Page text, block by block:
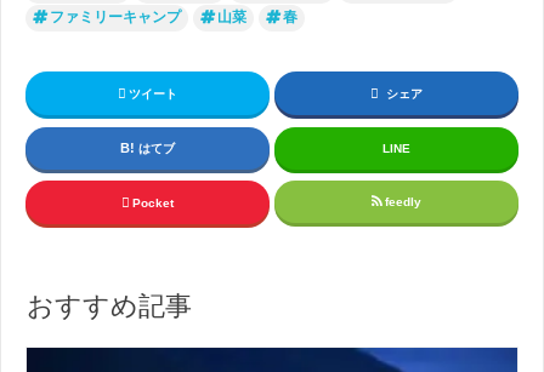
ファミリーキャンプ
山菜 春
ツイート シェア
はてブ LINE
Pocket feedly
おすすめ記事